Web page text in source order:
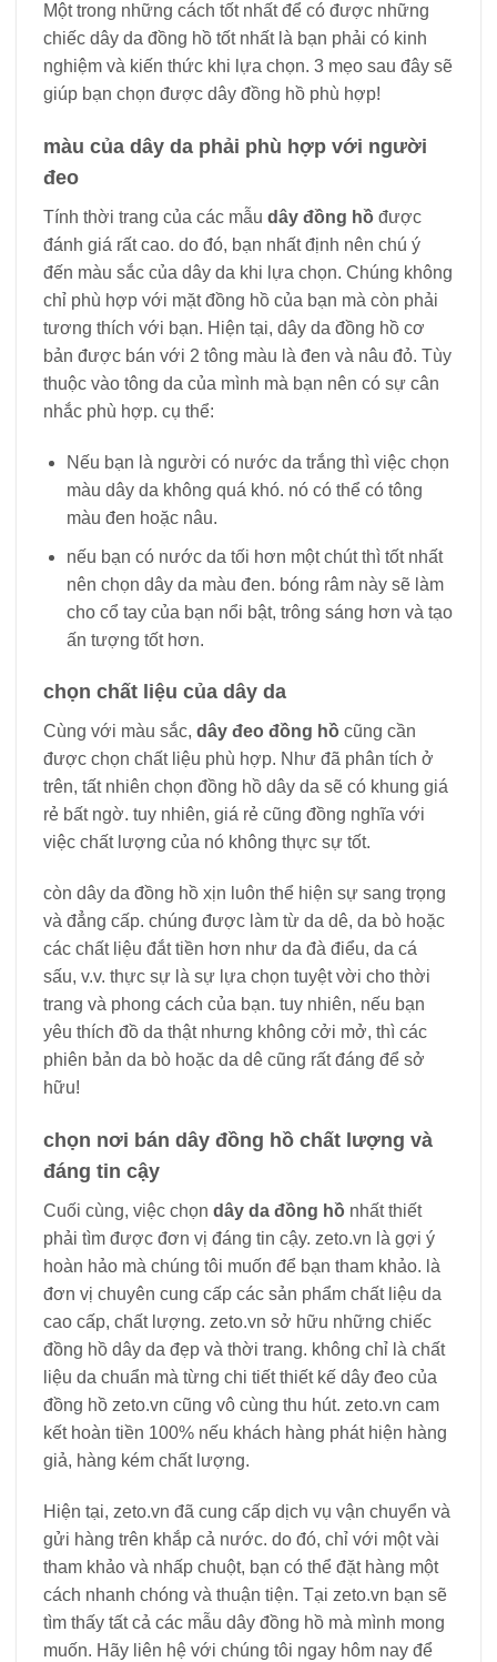
Một trong những cách tốt nhất để có được những
chiếc dây da đồng hồ tốt nhất là bạn phải có kinh
nghiệm và kiến ​​thức khi lựa chọn. 3 mẹo sau đây sẽ
giúp bạn chọn được dây đồng hồ phù hợp!
màu của dây da phải phù hợp với người
đeo
Tính thời trang của các mẫu dây đồng hồ được
đánh giá rất cao. do đó, bạn nhất định nên chú ý
đến màu sắc của dây da khi lựa chọn. Chúng không
chỉ phù hợp với mặt đồng hồ của bạn mà còn phải
tương thích với bạn. Hiện tại, dây da đồng hồ cơ
bản được bán với 2 tông màu là đen và nâu đỏ. Tùy
thuộc vào tông da của mình mà bạn nên có sự cân
nhắc phù hợp. cụ thể:
Nếu bạn là người có nước da trắng thì việc chọn
màu dây da không quá khó. nó có thể có tông
màu đen hoặc nâu.
nếu bạn có nước da tối hơn một chút thì tốt nhất
nên chọn dây da màu đen. bóng râm này sẽ làm
cho cổ tay của bạn nổi bật, trông sáng hơn và tạo
ấn tượng tốt hơn.
chọn chất liệu của dây da
Cùng với màu sắc, dây đeo đồng hồ cũng cần
được chọn chất liệu phù hợp. Như đã phân tích ở
trên, tất nhiên chọn đồng hồ dây da sẽ có khung giá
rẻ bất ngờ. tuy nhiên, giá rẻ cũng đồng nghĩa với
việc chất lượng của nó không thực sự tốt.
còn dây da đồng hồ xịn luôn thể hiện sự sang trọng
và đẳng cấp. chúng được làm từ da dê, da bò hoặc
các chất liệu đắt tiền hơn như da đà điểu, da cá
sấu, v.v. thực sự là sự lựa chọn tuyệt vời cho thời
trang và phong cách của bạn. tuy nhiên, nếu bạn
yêu thích đồ da thật nhưng không cởi mở, thì các
phiên bản da bò hoặc da dê cũng rất đáng để sở
hữu!
chọn nơi bán dây đồng hồ chất lượng và
đáng tin cậy
Cuối cùng, việc chọn dây da đồng hồ nhất thiết
phải tìm được đơn vị đáng tin cậy. zeto.vn là gợi ý
hoàn hảo mà chúng tôi muốn để bạn tham khảo. là
đơn vị chuyên cung cấp các sản phẩm chất liệu da
cao cấp, chất lượng. zeto.vn sở hữu những chiếc
đồng hồ dây da đẹp và thời trang. không chỉ là chất
liệu da chuẩn mà từng chi tiết thiết kế dây đeo của
đồng hồ zeto.vn cũng vô cùng thu hút. zeto.vn cam
kết hoàn tiền 100% nếu khách hàng phát hiện hàng
giả, hàng kém chất lượng.
Hiện tại, zeto.vn đã cung cấp dịch vụ vận chuyển và
gửi hàng trên khắp cả nước. do đó, chỉ với một vài
tham khảo và nhấp chuột, bạn có thể đặt hàng một
cách nhanh chóng và thuận tiện. Tại zeto.vn bạn sẽ
tìm thấy tất cả các mẫu dây đồng hồ mà mình mong
muốn. Hãy liên hệ với chúng tôi ngay hôm nay để